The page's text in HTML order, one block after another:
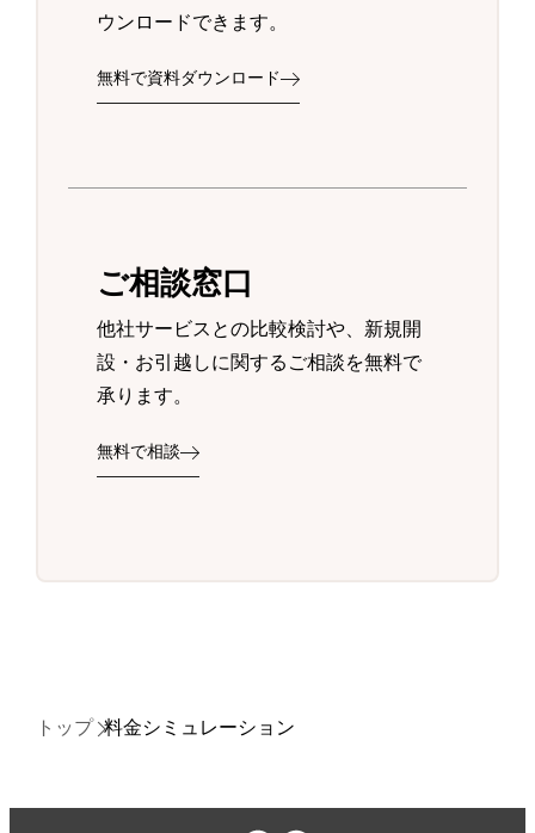
ウンロードできます。
無料で資料ダウンロード
ご相談窓口
他社サービスとの比較検討や、新規開
設・お引越しに関するご相談を無料で
承ります。
無料で相談
トップ 料金シミュレーション